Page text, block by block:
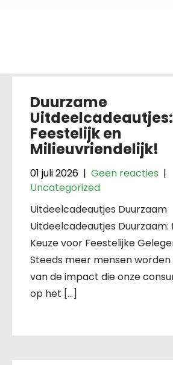
Duurzame
Uitdeelcadeautjes:
Feestelijk en
Milieuvriendelijk!
01 juli 2026 | Geen reacties |
Uncategorized
Uitdeelcadeautjes Duurzaam
Uitdeelcadeautjes Duurzaam:
Keuze voor Feestelijke
Steeds meer mensen
van de impact die onze
op het […]